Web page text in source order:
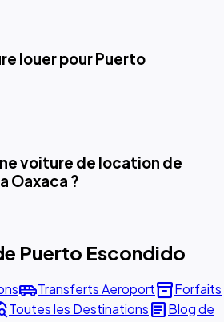
louer pour Puerto
voiture de location de
Oaxaca ?
Puerto Escondido
airport_shuttleTransferts Aeroportinventory_2Forfaits
Toutes les DestinationsarticleBlog de